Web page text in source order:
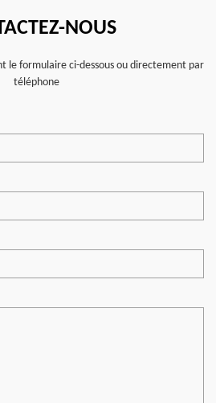
NOUS
le formulaire ci-dessous ou directement par
téléphone